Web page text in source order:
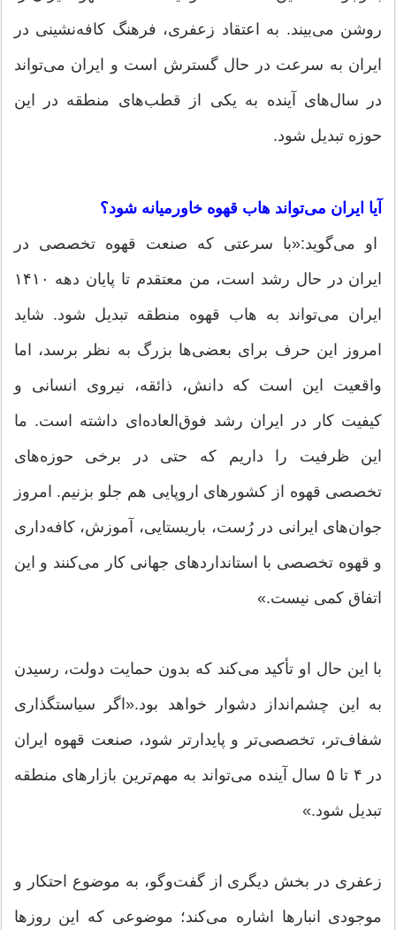
روشن می‌بیند. به اعتقاد زعفری، فرهنگ کافه‌نشینی در
ایران به سرعت در حال گسترش است و ایران می‌تواند
در سال‌های آینده به یکی از قطب‌های منطقه در این
حوزه تبدیل شود.
آیا ایران می‌تواند هاب قهوه خاورمیانه شود؟
او می‌گوید:«با سرعتی که صنعت قهوه تخصصی در
ایران در حال رشد است، من معتقدم تا پایان دهه ۱۴۱۰
ایران می‌تواند به هاب قهوه منطقه تبدیل شود. شاید
امروز این حرف برای بعضی‌ها بزرگ به نظر برسد، اما
واقعیت این است که دانش، ذائقه، نیروی انسانی و
کیفیت کار در ایران رشد فوق‌العاده‌ای داشته است. ما
این ظرفیت را داریم که حتی در برخی حوزه‌های
تخصصی قهوه از کشور‌های اروپایی هم جلو بزنیم. امروز
جوان‌های ایرانی در رُست، باریستایی، آموزش، کافه‌داری
و قهوه تخصصی با استاندارد‌های جهانی کار می‌کنند و این
اتفاق کمی نیست.»
با این حال او تأکید می‌کند که بدون حمایت دولت، رسیدن
به این چشم‌انداز دشوار خواهد بود.«اگر سیاستگذاری
شفاف‌تر، تخصصی‌تر و پایدارتر شود، صنعت قهوه ایران
در ۴ تا ۵ سال آینده می‌تواند به مهم‌ترین بازار‌های منطقه
تبدیل شود.»
زعفری در بخش دیگری از گفت‌وگو، به موضوع احتکار و
موجودی انبارها اشاره می‌کند؛ موضوعی که این روزها